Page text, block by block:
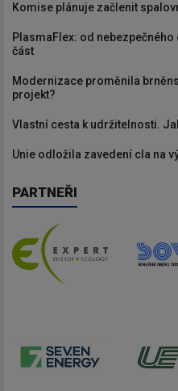
Komise plánuje začlenit
PlasmaFlex: od
část
Modernizace proměnila
projekt?
Vlastní cesta k udržitelnosti.
Unie odložila zavedení cla na
PARTNEŘI